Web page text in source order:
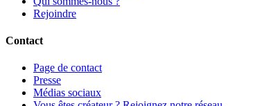
Rejoindre
Contact
Page de contact
Presse
Médias sociaux